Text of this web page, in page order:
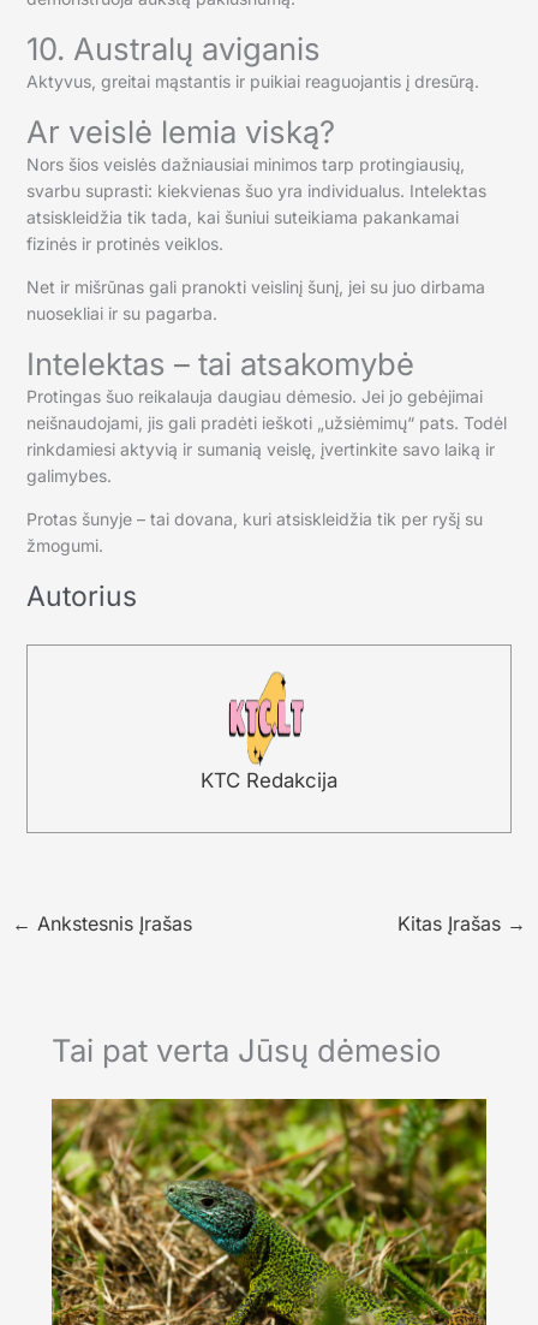
10. Australų aviganis
Aktyvus, greitai mąstantis ir puikiai reaguojantis į dresūrą.
Ar veislė lemia viską?
Nors šios veislės dažniausiai minimos tarp protingiausių,
svarbu suprasti: kiekvienas šuo yra individualus. Intelektas
atsiskleidžia tik tada, kai šuniui suteikiama pakankamai
fizinės ir protinės veiklos.
Net ir mišrūnas gali pranokti veislinį šunį, jei su juo dirbama
nuosekliai ir su pagarba.
Intelektas – tai atsakomybė
Protingas šuo reikalauja daugiau dėmesio. Jei jo gebėjimai
neišnaudojami, jis gali pradėti ieškoti „užsiėmimų“ pats. Todėl
rinkdamiesi aktyvią ir sumanią veislę, įvertinkite savo laiką ir
galimybes.
Protas šunyje – tai dovana, kuri atsiskleidžia tik per ryšį su
žmogumi.
Autorius
KTC Redakcija
← Ankstesnis Įrašas Kitas Įrašas →
Tai pat verta Jūsų dėmesio